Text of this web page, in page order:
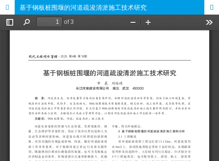
基于钢板桩围堰的河道疏浚清淤施工技术研究